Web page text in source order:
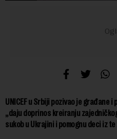
UNICEF u Srbiji pozivao je građane
„daju doprinos kreiranju
sukob u Ukrajini i pomognu deci iz te